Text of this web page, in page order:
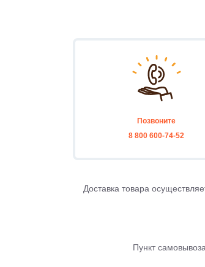
Позвоните
8 800 600-74-52
Доставка товара
Пункт